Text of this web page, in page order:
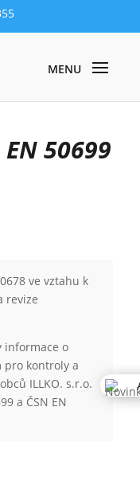
50699
ve vztahu k
revize
informace o
kontroly a
ILLKO. s.r.o.
a ČSN EN